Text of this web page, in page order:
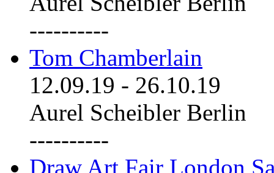
----------
Tom Chamberlain
12.09.19 - 26.10.19
Aurel Scheibler Berlin
----------
Draw Art Fair London